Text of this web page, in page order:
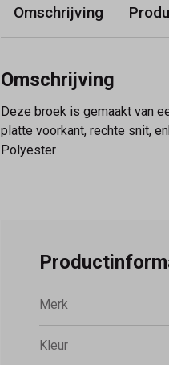
Omschrijving
Omschrijving
Deze broek is gemaakt van
platte voorkant, rechte snit,
Polyester
Merk
Kleur